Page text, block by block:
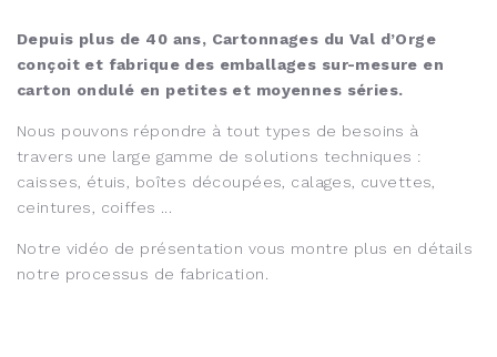
Depuis plus de 40 ans, Cartonnages du Val d’Orge
conçoit et fabrique des emballages sur-mesure en
carton ondulé en petites et moyennes séries.
Nous pouvons répondre à tout types de besoins à
travers une large gamme de solutions techniques :
caisses, étuis, boîtes découpées, calages, cuvettes,
ceintures, coiffes ...
Notre vidéo de présentation vous montre plus en détails
notre processus de fabrication.